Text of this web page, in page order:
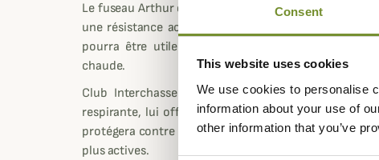
Consent
This website uses cookies
We use cookies to personalise
information about your use of
other information that you’ve
Le fuseau Arthur est conçue à 80% en Coton et à
une résistance accrue contre les épines et les
pourra être utile aussi bien dans la traque qu'au
chaude.
Club Interchasse a équipé ce fuseau Arthur
respirante, lui offrant une excellente protection
protégera contre les pluies hivernales et vous offrira
plus actives.